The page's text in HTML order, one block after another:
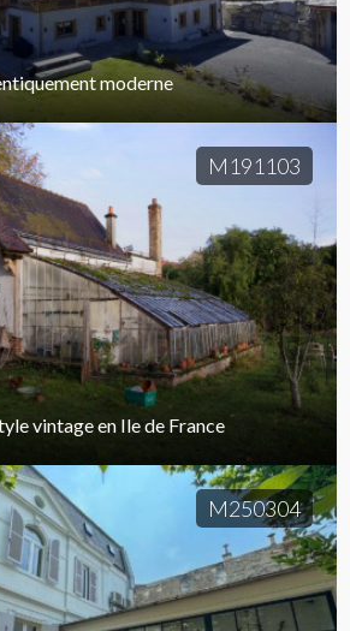
moderne
M191103
vintage en Ile de France
M250304